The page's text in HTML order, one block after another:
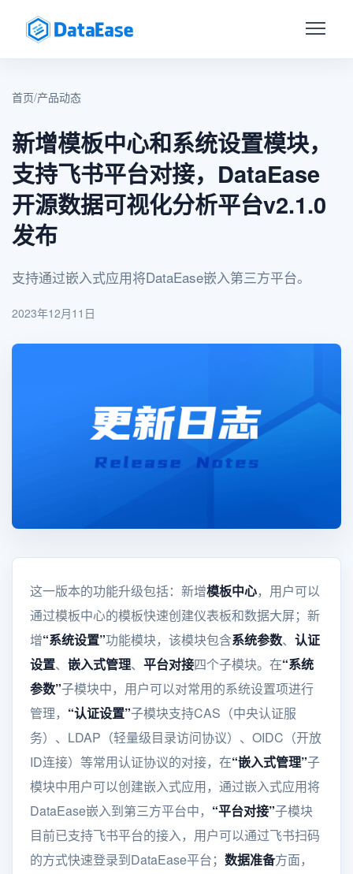
首页/产品动态
新增模板中心和系统设置模块，
支持飞书平台对接，DataEase
开源数据可视化分析平台v2.1.0
发布
支持通过嵌入式应用将DataEase嵌入第三方平台。
2023年12月11日
这一版本的功能升级包括：新增模板中心，用户可以
通过模板中心的模板快速创建仪表板和数据大屏；新
增“系统设置”功能模块，该模块包含系统参数、 认证
设置、 嵌入式管理、 平台对接四个子模块。在“系统
参数”子模块中，用户可以对常用的系统设置项进行
管理， “认证设置”子模块支持CAS（中央认证服
务）、LDAP（轻量级目录访问协议）、OIDC（开放
ID连接）等常用认证协议的对接，在“嵌入式管理”子
模块中用户可以创建嵌入式应用，通过嵌入式应用将
DataEase嵌入到第三方平台中， “平台对接”子模块
目前已支持飞书平台的接入，用户可以通过飞书扫码
的方式快速登录到DataEase平台； 数据准备方面，